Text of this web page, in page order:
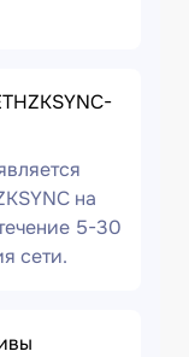
на
5-30
сети.